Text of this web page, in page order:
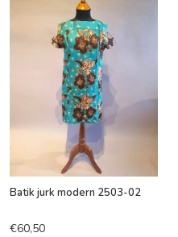
Batik jurk modern 2503-02
€60,50